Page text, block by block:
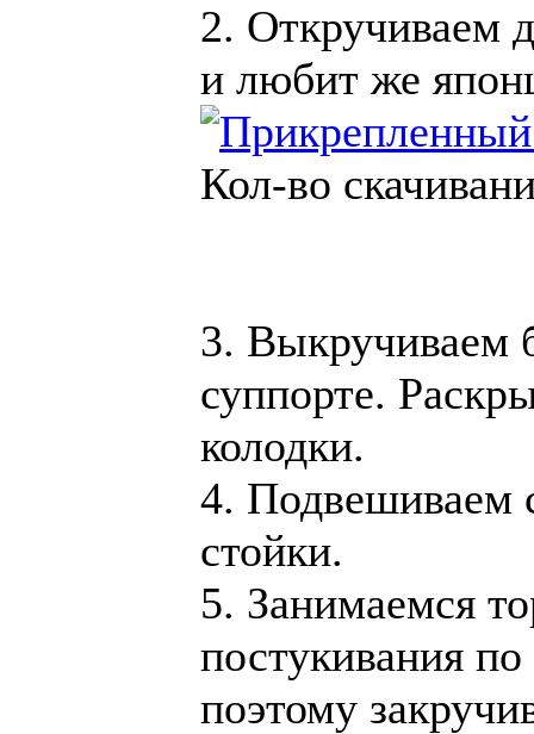
2. Откручиваем
и любит же
Кол-во
3. Выкручиваем
суппорте.
колодки.
4. Подвешиваем
стойки.
5. Занимаемся
постукивания
поэтому